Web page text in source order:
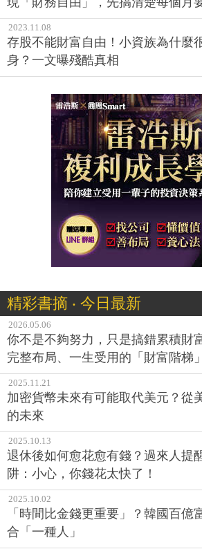
2023.11.08
存股不能財富自由！小資族為什麼
身？一文曝殘酷真相
精彩書摘 ‧ 今日最新
2026.05.06
你不是不夠努力，只是搞錯累積財
完整布局、一生受用的「財富階梯
2025.11.21
加密貨幣未來有可能取代美元？從
的未來
2025.10.13
退休後如何愈花愈有錢？過來人提
阱：小心，你錢花太快了！
2025.10.02
「時間比金錢更重要」？韓國百億
合「一種人」